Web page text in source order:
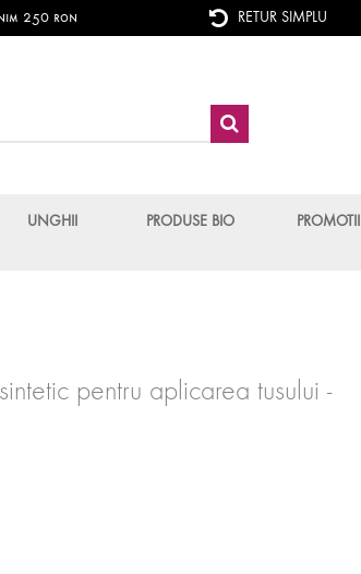
250 ron RETUR SIMPLU
UNGHII PRODUSE BIO PROMOTII
pentru aplicarea tusului -